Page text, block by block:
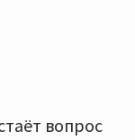
вопрос